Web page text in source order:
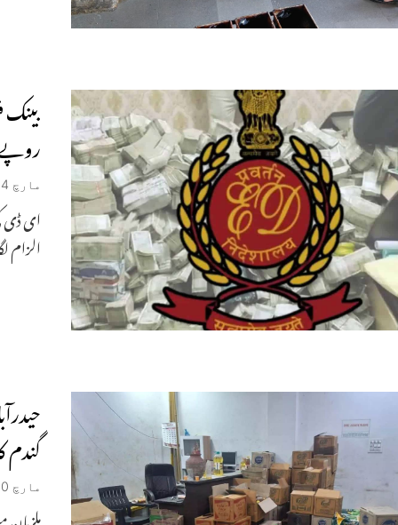
مارچ 14, 2026
ای ڈی
الزام
گندم
مارچ 10, 2026